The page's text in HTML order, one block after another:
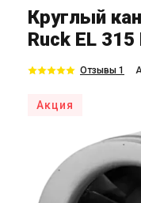
Круглый
Ruck EL 315
Отзывы 1
Акция